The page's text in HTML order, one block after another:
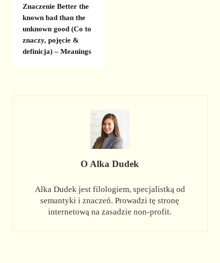
Znaczenie Better the
known bad than the
unknown good (Co to
znaczy, pojęcie &
definicja) – Meanings
OAlka Dudek
Alka Dudek jest filologiem, specjalistką od
semantyki i znaczeń. Prowadzi tę stronę
internetową na zasadzie non-profit.